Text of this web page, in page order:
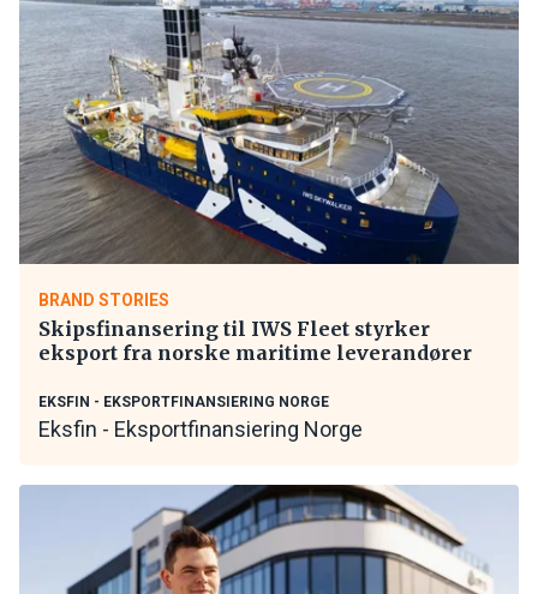
BRAND STORIES
Skipsfinansering til IWS Fleet styrker
eksport fra norske maritime leverandører
EKSFIN - EKSPORTFINANSIERING NORGE
Eksfin - Eksportfinansiering Norge